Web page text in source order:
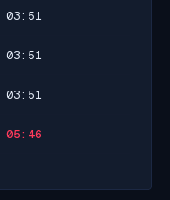
03:51
03:51
03:51
05:46